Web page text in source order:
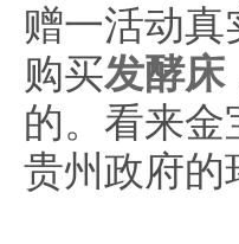
赠一活动
购买发酵床
的。看来
贵州政府的